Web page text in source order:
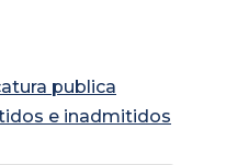
publica
e inadmitidos